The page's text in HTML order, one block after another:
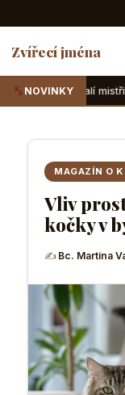
Zvířecí jména
NOVINKY
maskování, které v
MAGAZÍN O
Vliv
kočky v
✍ Bc. Martina